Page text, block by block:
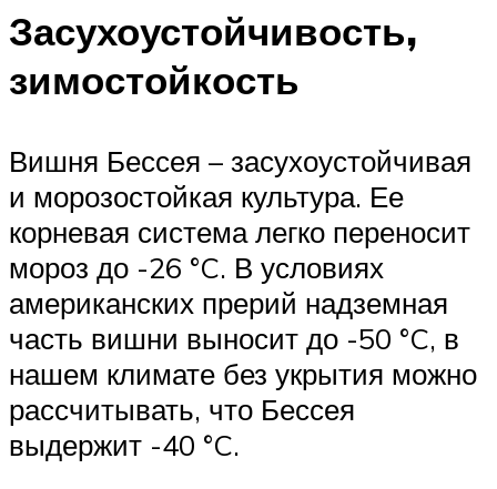
Засухоустойчивость,
зимостойкость
Вишня Бессея – засухоустойчивая
и морозостойкая культура. Ее
корневая система легко переносит
мороз до -26 °C. В условиях
американских прерий надземная
часть вишни выносит до -50 °C, в
нашем климате без укрытия можно
рассчитывать, что Бессея
выдержит -40 °C.